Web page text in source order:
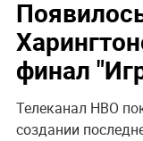
финал
Телеканал HBO
создании